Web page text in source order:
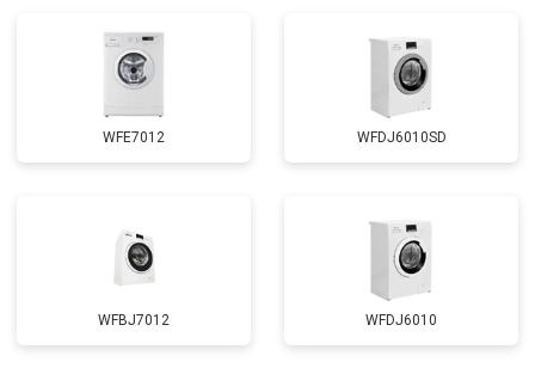
WFE7012 WFDJ6010SD
WFBJ7012 WFDJ6010